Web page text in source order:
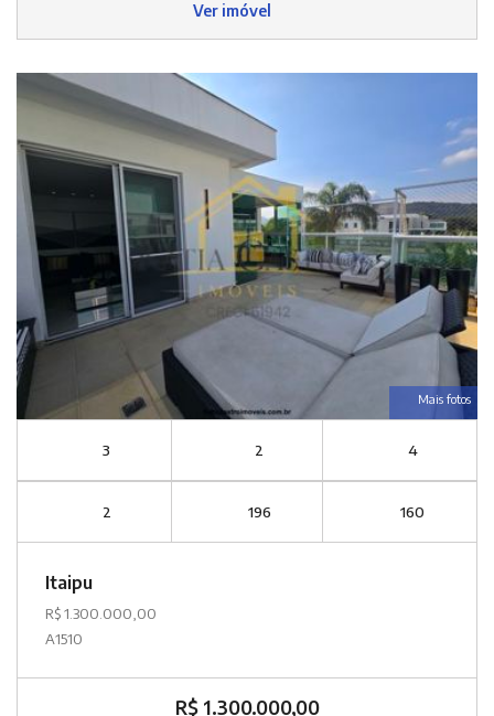
Ver imóvel
Mais fotos
3 2 4
2 196 160
Itaipu
R$ 1.300.000,00
A1510
R$ 1.300.000,00